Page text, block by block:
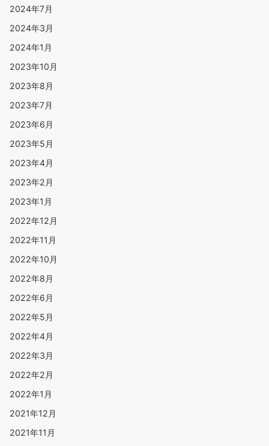
2024年7月
2024年3月
2024年1月
2023年10月
2023年8月
2023年7月
2023年6月
2023年5月
2023年4月
2023年2月
2023年1月
2022年12月
2022年11月
2022年10月
2022年8月
2022年6月
2022年5月
2022年4月
2022年3月
2022年2月
2022年1月
2021年12月
2021年11月